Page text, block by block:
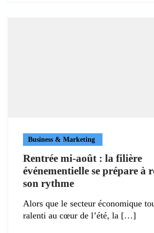
Business & Marketing
Rentrée mi-août : la filière
événementielle se prépare à
son rythme
Alors que le secteur économique
ralenti au cœur de l’été, la